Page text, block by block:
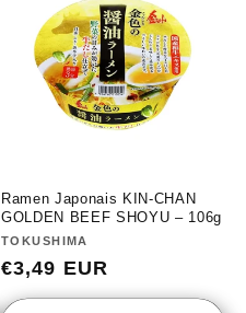
Ramen Japonais KIN-CHAN
GOLDEN BEEF SHOYU – 106g
Fournisseur :
TOKUSHIMA
Prix
habituel
€3,49 EUR